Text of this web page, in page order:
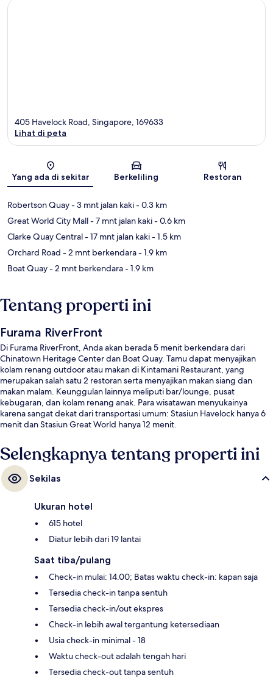
Peta
405 Havelock Road, Singapore, 169633
Lihat di peta
Yang ada di sekitar Berkeliling Restoran
Robertson Quay- 3 mnt jalan kaki- 0.3 km
Great World City Mall- 7 mnt jalan kaki- 0.6 km
Clarke Quay Central- 17 mnt jalan kaki- 1.5 km
Orchard Road - 2 mnt berkendara- 1.9 km
Boat Quay- 2 mnt berkendara- 1.9 km
Tentang properti ini
Furama RiverFront
Di Furama RiverFront, Anda akan berada 5 menit berkendara dari
Chinatown Heritage Center dan Boat Quay. Tamu dapat menyajikan
kolam renang outdoor atau makan di Kintamani Restaurant, yang
merupakan salah satu 2 restoran serta menyajikan makan siang dan
makan malam. Keunggulan lainnya meliputi bar/lounge, pusat
kebugaran, dan kolam renang anak. Para wisatawan menyukainya
karena sangat dekat dari transportasi umum: Stasiun Havelock hanya 6
menit dan Stasiun Great World hanya 12 menit.
Selengkapnya tentang properti ini
Sekilas
Ukuran hotel
615 hotel
Diatur lebih dari 19 lantai
Saat tiba/pulang
Check-in mulai: 14.00; Batas waktu check-in: kapan saja
Tersedia check-in tanpa sentuh
Tersedia check-in/out ekspres
Check-in lebih awal tergantung ketersediaan
Usia check-in minimal - 18
Waktu check-out adalah tengah hari
Tersedia check-out tanpa sentuh